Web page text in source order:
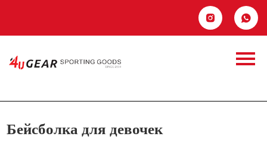
 
Контакты
Бейсболка для девочек